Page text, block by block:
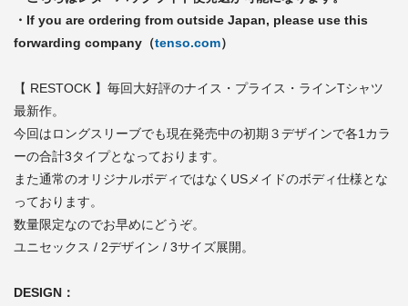
・If you are ordering from outside Japan, please use this
forwarding company（tenso.com）
【 RESTOCK 】毎回大好評のナイス・プライス・ラインTシャツ
最新作。
今回はロングスリーブでも現在発売中の初期３デザインで各1カラ
ーの合計3タイプとなっております。
また通常のオリジナルボディではなくUSメイドのボディ仕様とな
っております。
数量限定なのでお早めにどうぞ。
ユニセックス / 2デザイン / 3サイズ展開。
DESIGN：